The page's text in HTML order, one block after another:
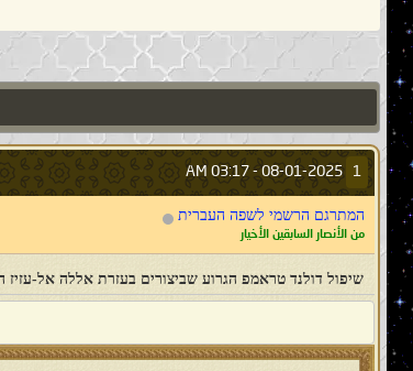
1
08-01-2025 -
03:17 AM
המתרגם הרשמי לשפה העברית
من الأنصار السابقين الأخيار
שיפול דולנד טראמפ הגרוע שביצורים בעזרת אללה אל-